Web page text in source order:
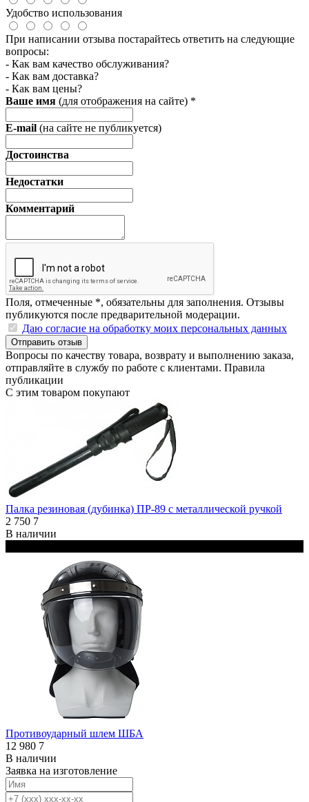
Удобство использования
При написании отзыва постарайтесь ответить на следующие
вопросы:
- Как вам качество обслуживания?
- Как вам доставка?
- Как вам цены?
Ваше имя (для отображения на сайте) *
E-mail (на сайте не публикуется)
Достоинства
Недостатки
Комментарий
Поля, отмеченные *, обязательны для заполнения. Отзывы
публикуются после предварительной модерации.
Даю согласие на обработку моих персональных данных
Отправить отзыв
Вопросы по качеству товара, возврату и выполнению заказа,
отправляйте в службу по работе с клиентами. Правила
публикации
С этим товаром покупают
Палка резиновая (дубинка) ПР-89 с металлической ручкой
2 750 7
В наличии
Противоударный шлем ШБА
12 980 7
В наличии
Заявка на изготовление